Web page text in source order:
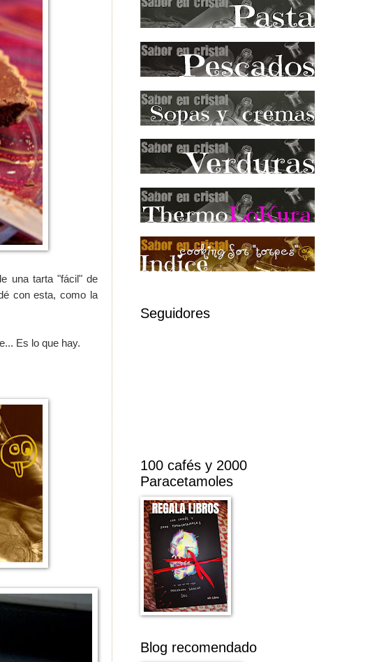
una tarta "fácil" de
con esta, como la
Es lo que hay.
Seguidores
100 cafés y 2000
Paracetamoles
Blog recomendado